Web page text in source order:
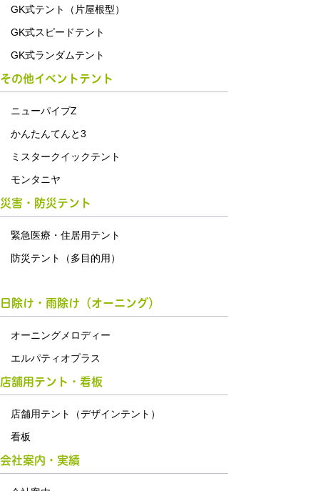
GK式テント（片屋根型）
GK式スピードテント
GK式ランダムテント
その他イベントテント
ニューパイプZ
かんたんてんと3
ミスタークイックテント
モンタニヤ
災害・防災テント
緊急医療・住居用テント
防災テント（多目的用）
日除け・雨除け（オーニング）
オーニングメロディー
エルパティオプラス
店舗用テント・看板
店舗用テント（デザインテント）
看板
会社案内・実績